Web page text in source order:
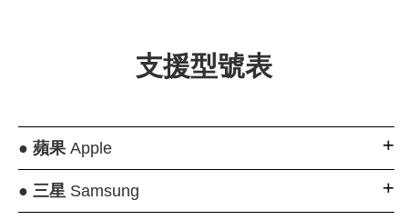
支援型號表
● 蘋果Apple
● 三星Samsung